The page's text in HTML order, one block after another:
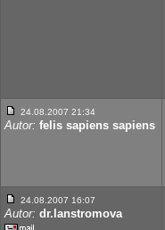
24.08.2007 21:34
Autor: felis sapiens sapiens
24.08.2007 16:07
Autor: dr.lanstromova